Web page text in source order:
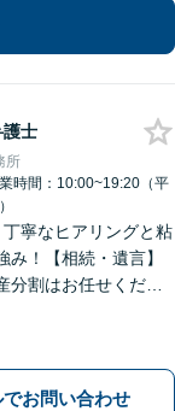
護士
所
時間：10:00~19:20（平
丁寧なヒアリングと粘
み！【相続・遺言】
分割はお任せくださ
あり【初回面談無
でお問い合わせ